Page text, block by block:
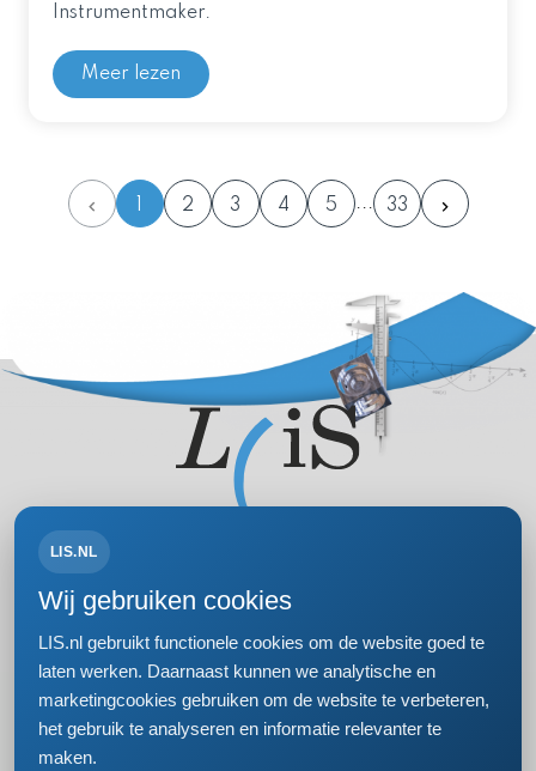
Instrumentmaker.
Meer lezen
1 2 3 4 5 33
Volg ons op:
Bezoek- en postadres
Einsteinweg 61
2333 CC Leiden
LIS.NL
Wij gebruiken cookies
LIS.nl gebruikt functionele cookies om de website goed te
laten werken. Daarnaast kunnen we analytische en
marketingcookies gebruiken om de website te verbeteren,
het gebruik te analyseren en informatie relevanter te
maken.